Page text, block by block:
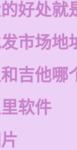
好处就
市场地
吉他哪
软件